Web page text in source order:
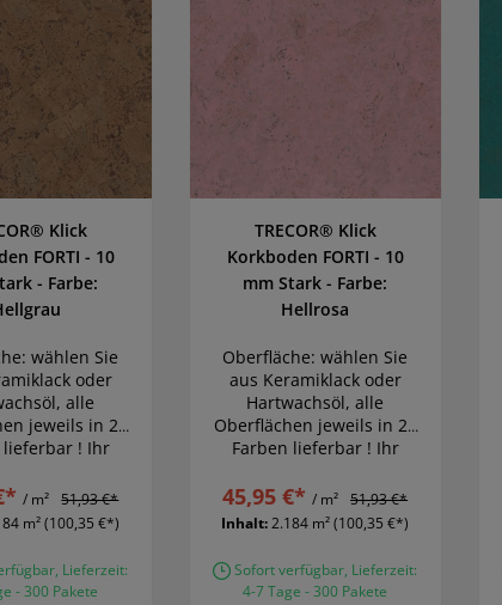
Klick
FORTI - 10
- Farbe:
wählen Sie
oder
alle
jeweils in 22
lieferbar ! Ihr
/ m²
51,93 €*
m²(100,35 €*)
Lieferzeit:
- 300 Pakete
TRECOR® Klick
Korkboden FORTI - 10
mm Stark - Farbe:
Hellrosa
Oberfläche: wählen Sie
aus Keramiklack oder
Hartwachsöl, alle
Oberflächen jeweils in 22
Farben lieferbar ! Ihr
Wirklichkeit
45,95 €* / m² 51,93 €*
Inhalt:2.184 m²(100,35 €*)
Sofort verfügbar, Lieferzeit:
4-7 Tage - 300 Pakete